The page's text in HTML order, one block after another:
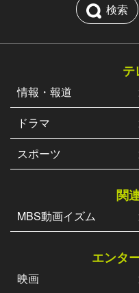
検索
テ
情報・報道
ドラマ
スポーツ
関
MBS動画イズム
エンタ
映画